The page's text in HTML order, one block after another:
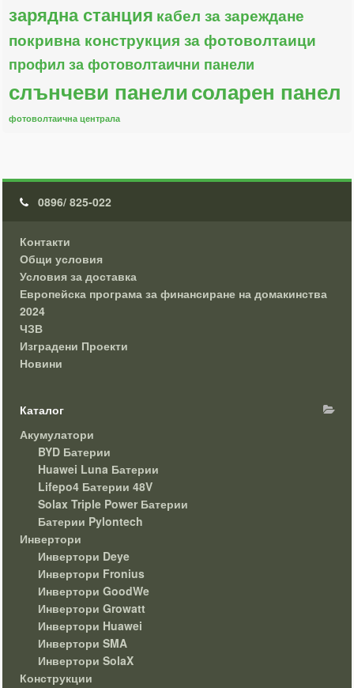
зарядна станция кабел за зареждане
покривна конструкция за фотоволтаици
профил за фотоволтаични панели
слънчеви панелисоларен панел
фотоволтаична централа
0896/ 825-022
Контакти
Общи условия
Условия за доставка
Европейска програма за финансиране на домакинства
2024
ЧЗВ
Изградени Проекти
Новини
Каталог
Акумулатори
BYD Батерии
Huawei Luna Батерии
Lifepo4 Батерии 48V
Solax Triple Power Батерии
Батерии Pylontech
Инвертори
Инвертори Deye
Инвертори Fronius
Инвертори GoodWe
Инвертори Growatt
Инвертори Huawei
Инвертори SMA
Инвертори SolaX
Конструкции